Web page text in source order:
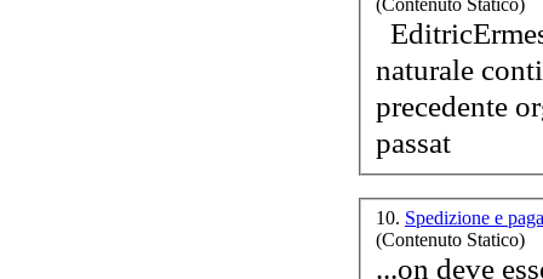
(Contenuto Statico)
EditricE
naturale
precedente
passat
10. Spedizione e
(Contenuto Statico)
...on deve essere